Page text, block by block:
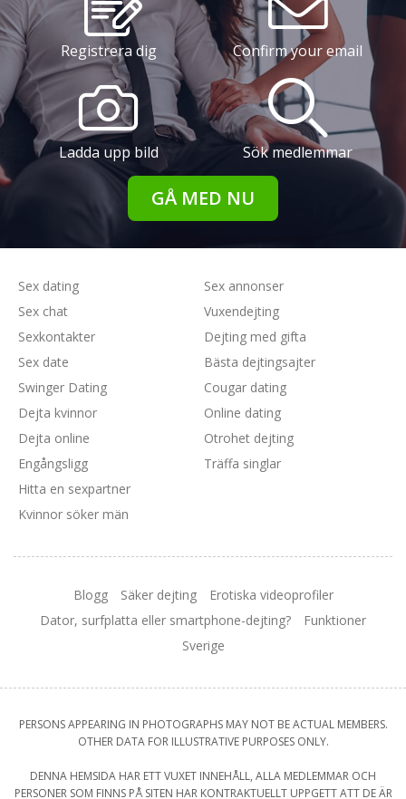
Registrera dig Confirm your email
Ladda upp bild Sök medlemmar
GÅ MED NU
Sex dating
Sex chat
Sexkontakter
Sex date
Swinger Dating
Sex annonser
Vuxendejting
Dejting med gifta
Bästa dejtingsajter
Cougar dating
Dejta kvinnor
Dejta online
Engångsligg
Hitta en sexpartner
Kvinnor söker män
Online dating
Otrohet dejting
Träffa singlar
Blogg Säker dejting
Erotiska videoprofiler
Dator, surfplatta eller smartphone-dejting?
Funktioner
Sverige
PERSONS APPEARING IN PHOTOGRAPHS MAY NOT BE ACTUAL MEMBERS.
OTHER DATA FOR ILLUSTRATIVE PURPOSES ONLY.
DENNA HEMSIDA HAR ETT VUXET INNEHÅLL, ALLA MEDLEMMAR OCH
PERSONER SOM FINNS PÅ SITEN HAR KONTRAKTUELLT UPPGETT ATT DE ÄR